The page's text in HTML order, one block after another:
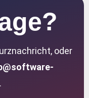
oder
.